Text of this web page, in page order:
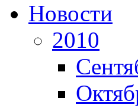
Новости
2010